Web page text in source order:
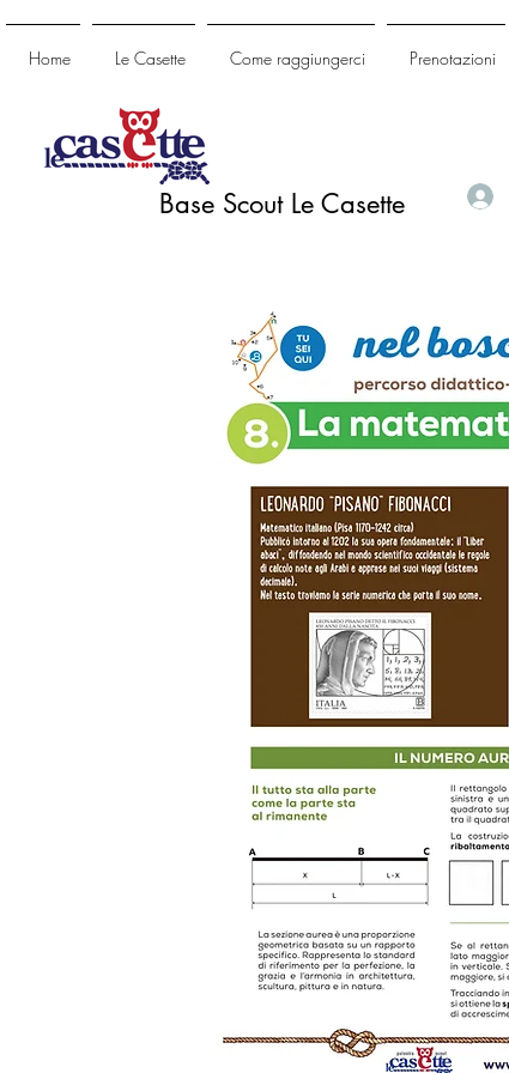
Home Le Casette Come raggiungerci Prenotazioni
Base Scout Le Casette